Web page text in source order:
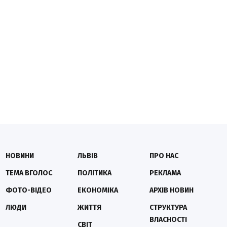
НОВИНИ
ТЕМА ВГОЛОС
ФОТО-ВІДЕО
ЛЮДИ
ЛЬВІВ
ПОЛІТИКА
ЕКОНОМІКА
ЖИТТЯ
СВІТ
ПРО НАС
РЕКЛАМА
АРХІВ НОВИН
СТРУКТУРА
ВЛАСНОСТІ